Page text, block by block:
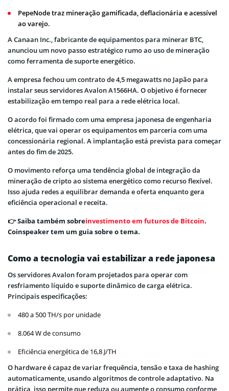
PepeNode traz mineração gamificada, deflacionária e acessível
ao varejo.
A Canaan Inc., fabricante de equipamentos para minerar BTC,
anunciou um novo passo estratégico rumo ao uso de mineração
como ferramenta de suporte energético.
A empresa fechou um contrato de 4,5 megawatts no Japão para
instalar seus servidores Avalon A1566HA. O objetivo é fornecer
estabilização em tempo real para a rede elétrica local.
O acordo foi firmado com uma empresa japonesa de engenharia
elétrica, que vai operar os equipamentos em parceria com uma
concessionária regional. A implantação está prevista para começar
antes do fim de 2025.
O movimento reforça uma tendência global de integração da
mineração de cripto ao sistema energético como recurso flexível.
Isso ajuda redes a equilibrar demanda e oferta enquanto gera
eficiência operacional e receita.
👉 Saiba também sobreinvestimento em futuros de Bitcoin.
Coinspeaker tem um guia sobre o tema.
Como a tecnologia vai estabilizar a rede japonesa
Os servidores Avalon foram projetados para operar com
resfriamento líquido e suporte dinâmico de carga elétrica.
Principais especificações:
480 a 500 TH/s por unidade
8.064 W de consumo
Eficiência energética de 16,8 J/TH
O hardware é capaz de variar frequência, tensão e taxa de hashing
automaticamente, usando algoritmos de controle adaptativo. Na
prática, isso permite que reduza ou aumente o consumo conforme